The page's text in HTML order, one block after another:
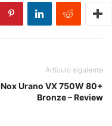
Artículo siguiente
Nox Urano VX 750W 80+
Bronze – Review